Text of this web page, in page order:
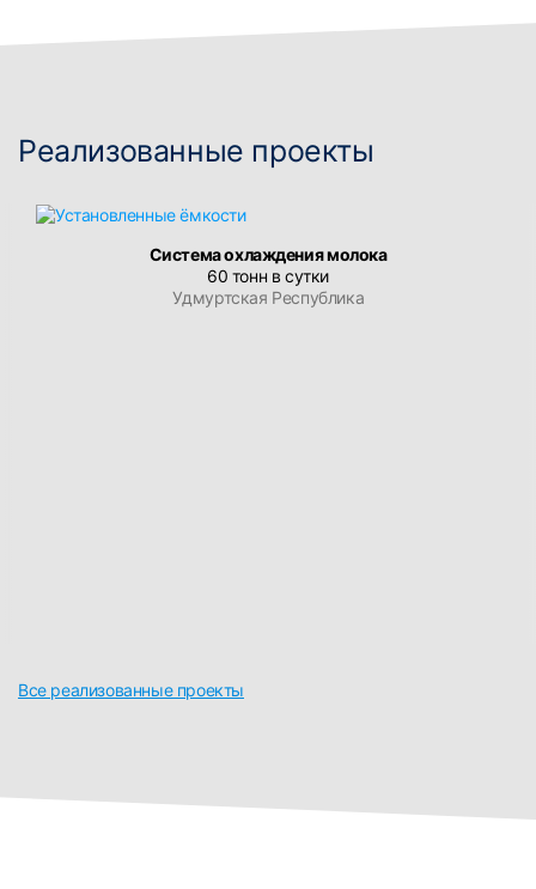
Реализованные проекты
Система охлаждения молока
60 тонн в сутки
Удмуртская Республика
Все реализованные проекты